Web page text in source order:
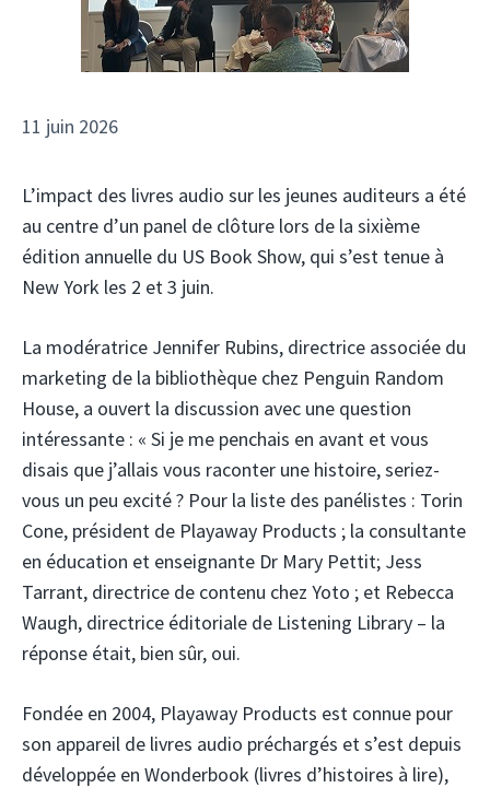
11 juin 2026
L’impact des livres audio sur les jeunes auditeurs a été
au centre d’un panel de clôture lors de la sixième
édition annuelle du US Book Show, qui s’est tenue à
New York les 2 et 3 juin.
La modératrice Jennifer Rubins, directrice associée du
marketing de la bibliothèque chez Penguin Random
House, a ouvert la discussion avec une question
intéressante : « Si je me penchais en avant et vous
disais que j’allais vous raconter une histoire, seriez-
vous un peu excité ? Pour la liste des panélistes : Torin
Cone, président de Playaway Products ; la consultante
en éducation et enseignante Dr Mary Pettit; Jess
Tarrant, directrice de contenu chez Yoto ; et Rebecca
Waugh, directrice éditoriale de Listening Library – la
réponse était, bien sûr, oui.
Fondée en 2004, Playaway Products est connue pour
son appareil de livres audio préchargés et s’est depuis
développée en Wonderbook (livres d’histoires à lire),